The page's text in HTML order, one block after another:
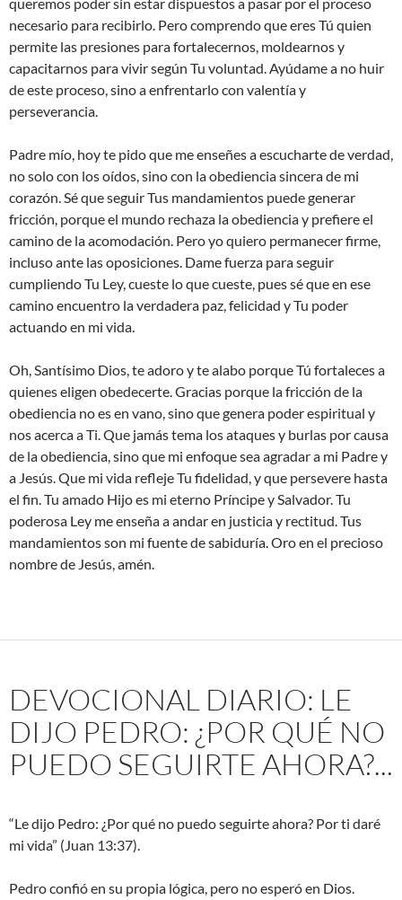
necesario para recibirlo. Pero comprendo que eres Tú quien
permite las presiones para fortalecernos, moldearnos y
capacitarnos para vivir según Tu voluntad. Ayúdame a no huir
de este proceso, sino a enfrentarlo con valentía y
perseverancia.
Padre mío, hoy te pido que me enseñes a escucharte de verdad,
no solo con los oídos, sino con la obediencia sincera de mi
corazón. Sé que seguir Tus mandamientos puede generar
fricción, porque el mundo rechaza la obediencia y prefiere el
camino de la acomodación. Pero yo quiero permanecer firme,
incluso ante las oposiciones. Dame fuerza para seguir
cumpliendo Tu Ley, cueste lo que cueste, pues sé que en ese
camino encuentro la verdadera paz, felicidad y Tu poder
actuando en mi vida.
Oh, Santísimo Dios, te adoro y te alabo porque Tú fortaleces a
quienes eligen obedecerte. Gracias porque la fricción de la
obediencia no es en vano, sino que genera poder espiritual y
nos acerca a Ti. Que jamás tema los ataques y burlas por causa
de la obediencia, sino que mi enfoque sea agradar a mi Padre y
a Jesús. Que mi vida refleje Tu fidelidad, y que persevere hasta
el fin. Tu amado Hijo es mi eterno Príncipe y Salvador. Tu
poderosa Ley me enseña a andar en justicia y rectitud. Tus
mandamientos son mi fuente de sabiduría. Oro en el precioso
nombre de Jesús, amén.
DEVOCIONAL DIARIO: LE
DIJO PEDRO: ¿POR QUÉ NO
PUEDO SEGUIRTE AHORA?...
“Le dijo Pedro: ¿Por qué no puedo seguirte ahora? Por ti daré
mi vida” (Juan 13:37).
Pedro confió en su propia lógica, pero no esperó en Dios.